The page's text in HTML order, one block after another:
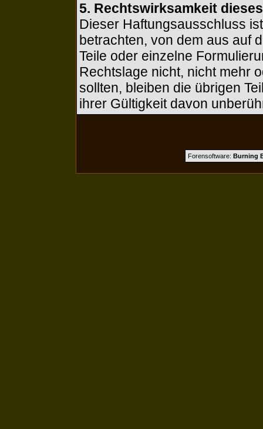
5. Rechtswirksamkeit
Dieser Haftungsausschluss
betrachten, von dem aus auf
Teile oder einzelne
Rechtslage nicht, nicht mehr
sollten, bleiben die übrigen
ihrer Gültigkeit davon
Forensoftware: Burning